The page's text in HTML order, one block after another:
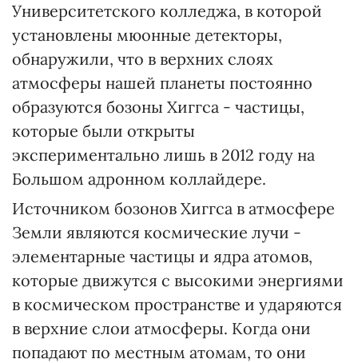
Университетского колледжа, в которой
установлены мюонные детекторы,
обнаружили, что в верхних слоях
атмосферы нашей планеты постоянно
образуются бозоны Хиггса - частицы,
которые были открыты
экспериментально лишь в 2012 году на
Большом адронном коллайдере.
Источником бозонов Хиггса в атмосфере
Земли являются космические лучи -
элементарные частицы и ядра атомов,
которые движутся с высокими энергиями
в космическом пространстве и ударяются
в верхние слои атмосферы. Когда они
попадают по местным атомам, то они